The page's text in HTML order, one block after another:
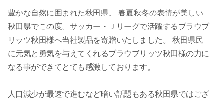
豊かな自然に囲まれた秋田県。 春夏秋冬の表情が美しい
秋田県でこの度、サッカー・Ｊリーグで活躍するブラウブ
リッツ秋田様へ当社製品を寄贈いたしました。 秋田県民
に元気と勇気を与えてくれるブラウブリッツ秋田様の力に
なる事ができてとても感激しております。
人口減少が最速で進むなど暗い話題もある秋田県ではござ